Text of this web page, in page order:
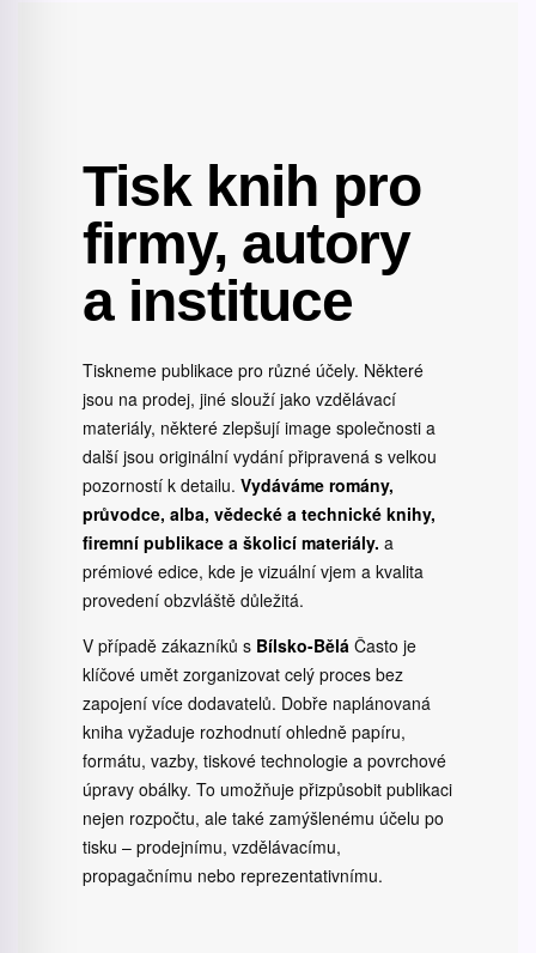
Tisk knih pro
firmy, autory
a instituce
Tiskneme publikace pro různé účely. Některé
jsou na prodej, jiné slouží jako vzdělávací
materiály, některé zlepšují image společnosti a
další jsou originální vydání připravená s velkou
pozorností k detailu. Vydáváme romány,
průvodce, alba, vědecké a technické knihy,
firemní publikace a školicí materiály. a
prémiové edice, kde je vizuální vjem a kvalita
provedení obzvláště důležitá.
V případě zákazníků s Bílsko-Bělá Často je
klíčové umět zorganizovat celý proces bez
zapojení více dodavatelů. Dobře naplánovaná
kniha vyžaduje rozhodnutí ohledně papíru,
formátu, vazby, tiskové technologie a povrchové
úpravy obálky. To umožňuje přizpůsobit publikaci
nejen rozpočtu, ale také zamýšlenému účelu po
tisku – prodejnímu, vzdělávacímu,
propagačnímu nebo reprezentativnímu.